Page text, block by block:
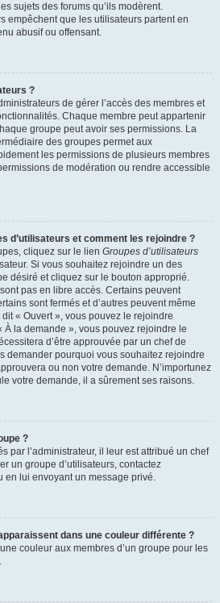
sujets des forums qu’ils modèrent.
empêchent que les utilisateurs partent en
abusif ou offensant.
?
de gérer l’accès des membres et
Chaque membre peut appartenir
groupe peut avoir ses permissions. La
des groupes permet aux
les permissions de plusieurs membres
de modération ou rendre accessible
d’utilisateurs et comment les rejoindre ?
cliquez sur le lien Groupes d’utilisateurs
Si vous souhaitez rejoindre un des
désiré et cliquez sur le bouton approprié.
pas en libre accès. Certains peuvent
sont fermés et d’autres peuvent même
« Ouvert », vous pouvez le rejoindre
À la demande », vous pouvez rejoindre le
d’être approuvée par un chef de
demander pourquoi vous souhaitez rejoindre
ou non votre demande. N’importunez
votre demande, il a sûrement ses raisons.
?
par l’administrateur, il leur est attribué un chef
un groupe d’utilisateurs, contactez
en lui envoyant un message privé.
dans une couleur différente ?
couleur aux membres d’un groupe pour les